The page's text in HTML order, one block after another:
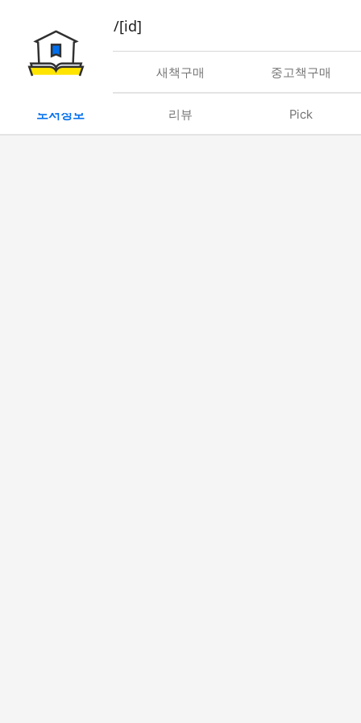
book/rent/[id]
대여 새책구매 중고책구매
도서정보 리뷰 Pick